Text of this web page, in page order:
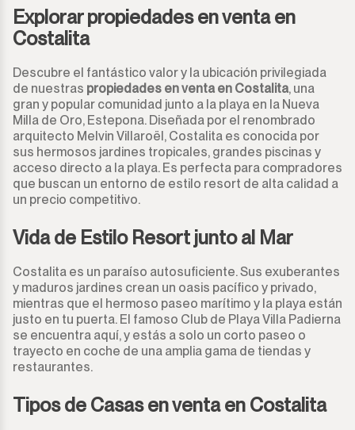
Monda
Monte Halcones
Ojén
Pueblo Nuevo de Guadiaro
Puerto Banús
San Diego
San Enrique
San Luis de Sabinillas
San Martín de Tesorillo
Club Nocturno
Nave industrial
Garaje
Negocio
Amarre
Aparthotel
Local comercial
Explorar propiedades en venta en
Costalita
Descubre el fantástico valor y la ubicación privilegiada
de nuestras propiedades en venta en Costalita, una
gran y popular comunidad junto a la playa en la Nueva
Milla de Oro, Estepona. Diseñada por el renombrado
arquitecto Melvin Villaroël, Costalita es conocida por
sus hermosos jardines tropicales, grandes piscinas y
acceso directo a la playa. Es perfecta para compradores
que buscan un entorno de estilo resort de alta calidad a
un precio competitivo.
Vida de Estilo Resort junto al Mar
Costalita es un paraíso autosuficiente. Sus exuberantes
y maduros jardines crean un oasis pacífico y privado,
mientras que el hermoso paseo marítimo y la playa están
justo en tu puerta. El famoso Club de Playa Villa Padierna
se encuentra aquí, y estás a solo un corto paseo o
trayecto en coche de una amplia gama de tiendas y
restaurantes.
Tipos de Casas en venta en Costalita